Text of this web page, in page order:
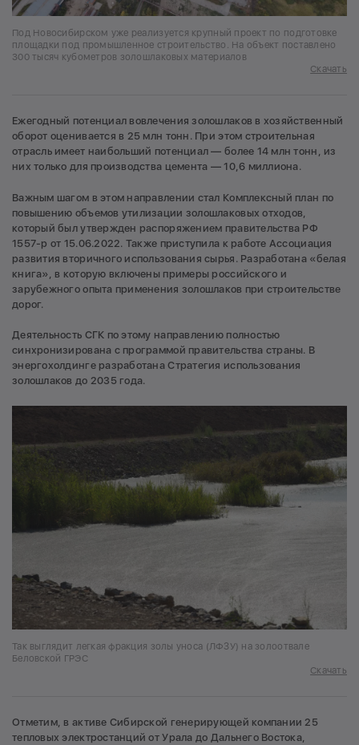
Под Новосибирском уже реализуется крупный проект по подготовке
площадки под промышленное строительство. На объект поставлено
300 тысяч кубометров золошлаковых материалов
Скачать
Ежегодный потенциал вовлечения золошлаков в хозяйственный
оборот оценивается в 25 млн тонн. При этом строительная
отрасль имеет наибольший потенциал — более 14 млн тонн, из
них только для производства цемента — 10,6 миллиона.
Важным шагом в этом направлении стал Комплексный план по
повышению объемов утилизации золошлаковых отходов,
который был утвержден распоряжением правительства РФ
1557-р от 15.06.2022. Также приступила к работе Ассоциация
развития вторичного использования сырья. Разработана «белая
книга», в которую включены примеры российского и
зарубежного опыта применения золошлаков при строительстве
дорог.
Деятельность СГК по этому направлению полностью
синхронизирована с программой правительства страны. В
энергохолдинге разработана Стратегия использования
золошлаков до 2035 года.
Так выглядит легкая фракция золы уноса (ЛФЗУ) на золоотвале
Беловской ГРЭС
Скачать
Отметим, в активе Сибирской генерирующей компании 25
тепловых электростанций от Урала до Дальнего Востока,